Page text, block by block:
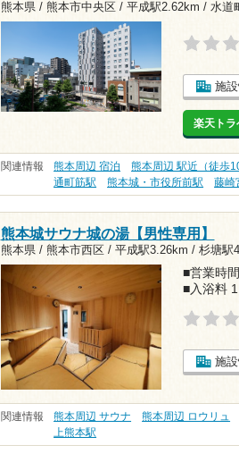
熊本県 / 熊本市中央区 / 平成駅2.62km / 水道
施
楽天トラ
関連情報 熊本周辺 宿泊 熊本周辺 駅近（徒歩
通町筋駅
熊本城・市役所前駅 藤崎
熊本城サウナ城の湯【男性専用】
熊本県 / 熊本市西区 / 平成駅3.26km / 杉塘駅
■営業時
■入浴料
施
関連情報 熊本周辺 サウナ 熊本周辺 ロウリュ
上熊本駅